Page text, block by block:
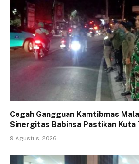
Cegah Gangguan Kamtibmas
Sinergitas Babinsa Pastikan Kuta
9 Agustus, 2026